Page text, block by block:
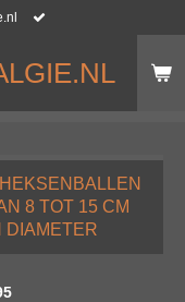
8 TOT 15 CM
DIAMETER